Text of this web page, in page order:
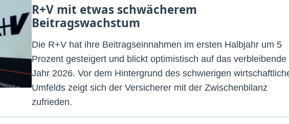
R+V mit etwas schwächerem
Beitragswachstum
Die R+V hat ihre Beitragseinnahmen im ersten Halbjahr um 5
Prozent gesteigert und blickt optimistisch auf das verbleibende
Jahr 2026. Vor dem Hintergrund des schwierigen
Umfelds zeigt sich der Versicherer mit der Zwischenbilanz
zufrieden.